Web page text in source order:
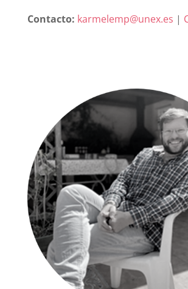
Contacto: karmelemp@unex.es |